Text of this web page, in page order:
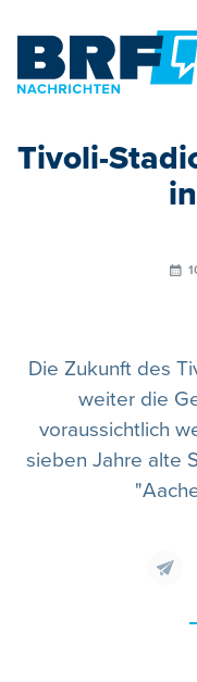
Tivoli-
Die Zukunft des
weiter die
voraussichtlich
sieben Jahre alte